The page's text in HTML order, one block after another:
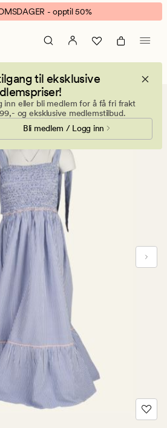
- opptil 50%
til eksklusive
inn eller bli medlem for å få fri frakt
og eksklusive medlemstilbud.
Bli medlem / Logg inn